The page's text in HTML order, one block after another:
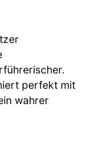
perfekt mit
wahrer